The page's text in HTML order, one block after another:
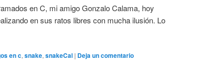
en C, mi amigo Gonzalo Calama, hoy
en sus ratos libres con mucha ilusión. Lo
en c,snake,snakeCal | Deja un comentario